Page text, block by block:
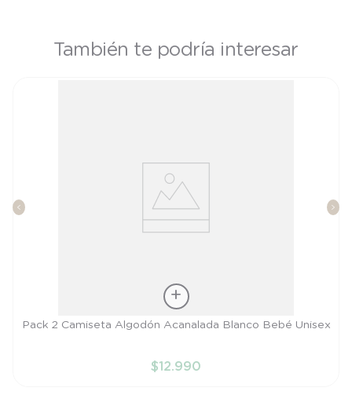
También te podría interesar
Talla
Pack 2 Camiseta Algodón Acanalada Blanco Bebé Unisex
$12.990